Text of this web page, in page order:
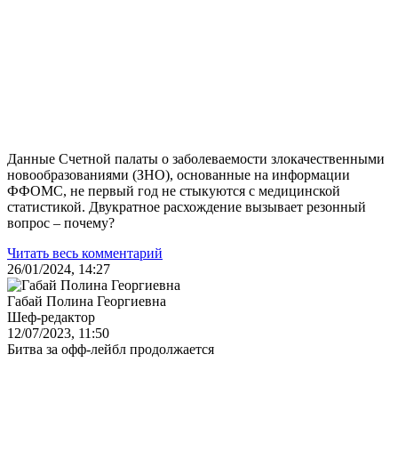
Данные Счетной палаты о заболеваемости злокачественными
новообразованиями (ЗНО), основанные на информации
ФФОМС, не первый год не стыкуются с медицинской
статистикой. Двукратное расхождение вызывает резонный
вопрос – почему?
Читать весь комментарий
26/01/2024, 14:27
Габай Полина Георгиевна
Шеф-редактор
12/07/2023, 11:50
Битва за офф-лейбл продолжается